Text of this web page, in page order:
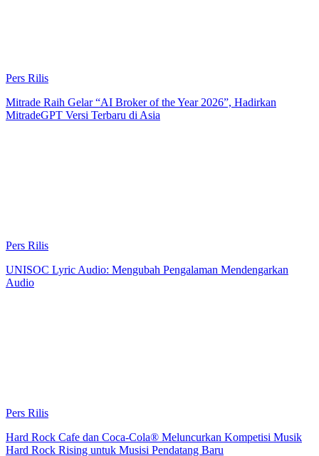
Pers Rilis
Mitrade Raih Gelar “AI Broker of the Year 2026”, Hadirkan
MitradeGPT Versi Terbaru di Asia
Pers Rilis
UNISOC Lyric Audio: Mengubah Pengalaman Mendengarkan
Audio
Pers Rilis
Hard Rock Cafe dan Coca-Cola® Meluncurkan Kompetisi Musik
Hard Rock Rising untuk Musisi Pendatang Baru